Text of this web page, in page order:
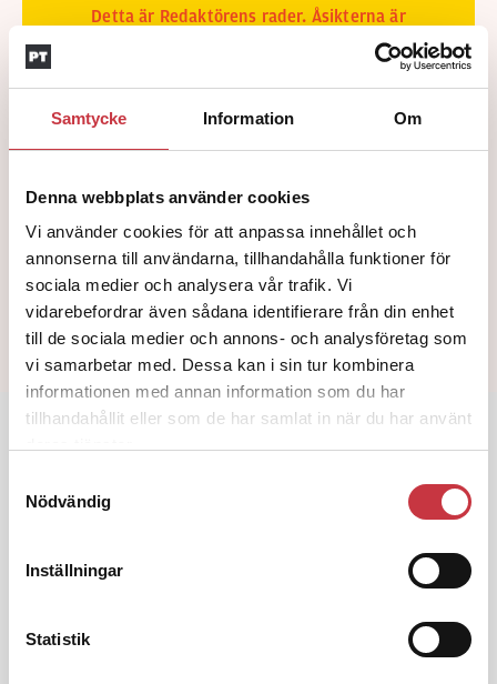
Samtycke Information Om
Denna webbplats använder cookies
Vi använder cookies för att anpassa innehållet och
annonserna till användarna, tillhandahålla funktioner för
sociala medier och analysera vår trafik. Vi
vidarebefordrar även sådana identifierare från din enhet
till de sociala medier och annons- och analysföretag som
vi samarbetar med. Dessa kan i sin tur kombinera
informationen med annan information som du har
tillhandahållit eller som de har samlat in när du har använt
Nödvändig
Inställningar
Statistik
Detta är Redaktörens rader. Åsikterna är
ÅSIKTER CHEFREDAKTÖR MYCKET NY WEBB POLISEN
POLISFÖRBUNDET REDAKTÖRENS RADER
Text Anna Hjorth
4 oktober 2011
E-post
Andra läser
Klart: Ingångslönen höjs med 2 300
polisaspiranter underkänns på